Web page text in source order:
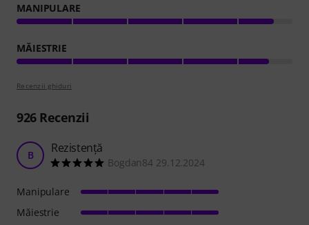
MANIPULARE
MĂIESTRIE
Recenzii ghiduri
926Recenzii
B Rezistență
Bogdan84 29.12.2024
Manipulare
Măiestrie